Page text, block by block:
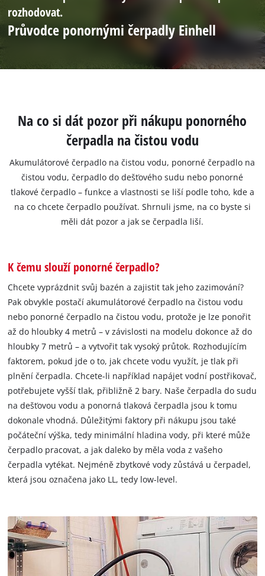
rozhodovat.
Průvodce ponornými čerpadly Einhell
Na co si dát pozor při nákupu ponorného
čerpadla na čistou vodu
Akumulátorové čerpadlo na čistou vodu, ponorné čerpadlo na
čistou vodu, čerpadlo do dešťového sudu nebo ponorné
tlakové čerpadlo – funkce a vlastnosti se liší podle toho, kde a
na co chcete čerpadlo používat. Shrnuli jsme, na co byste si
měli dát pozor a jak se čerpadla liší.
K čemu slouží ponorné čerpadlo?
Chcete vyprázdnit svůj bazén a zajistit tak jeho zazimování?
Pak obvykle postačí akumulátorové čerpadlo na čistou vodu
nebo ponorné čerpadlo na čistou vodu, protože je lze ponořit
až do hloubky 4 metrů – v závislosti na modelu dokonce až do
hloubky 7 metrů – a vytvořit tak vysoký průtok. Rozhodujícím
faktorem, pokud jde o to, jak chcete vodu využít, je tlak při
plnění čerpadla. Chcete-li například napájet vodní postřikovač,
potřebujete vyšší tlak, přibližně 2 bary. Naše čerpadla do sudu
na dešťovou vodu a ponorná tlaková čerpadla jsou k tomu
dokonale vhodná. Důležitými faktory při nákupu jsou také
počáteční výška, tedy minimální hladina vody, při které může
čerpadlo pracovat, a jak daleko by měla voda z vašeho
čerpadla vytékat. Nejméně zbytkové vody zůstává u čerpadel,
která jsou označena jako LL, tedy low-level.